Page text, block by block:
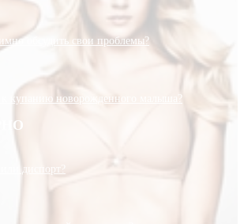
обсудить свои проблемы?
к купанию новорожденного малыша?
диспорт?